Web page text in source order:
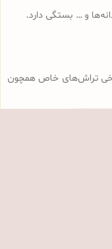
و … بستگی دارد.
تراش‌های خاص همچون